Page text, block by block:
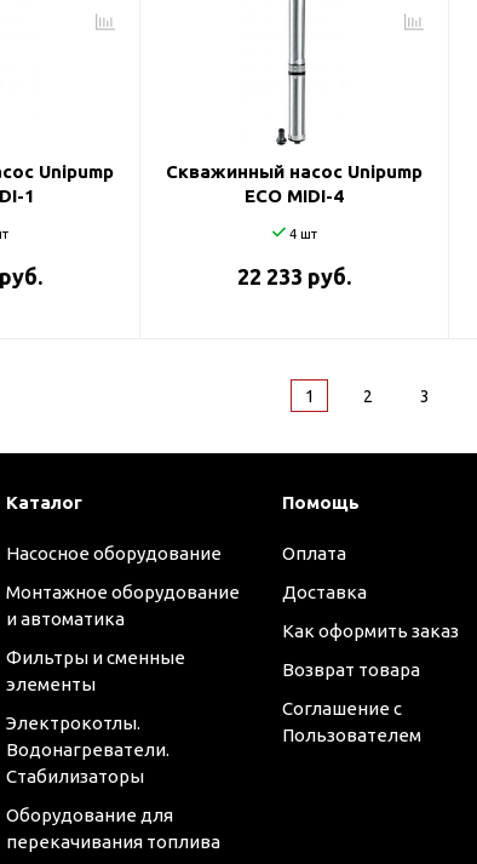
Unipump
1
Скважинный насос Unipump
ECO MIDI-4
4 шт
22 233 руб.
1 2 3
Каталог
Насосное оборудование
Монтажное оборудование
и автоматика
Фильтры и сменные
элементы
Электрокотлы.
Водонагреватели.
Стабилизаторы
Оборудование для
перекачивания топлива
Помощь
Оплата
Доставка
Как оформить заказ
Возврат товара
Соглашение с
Пользователем